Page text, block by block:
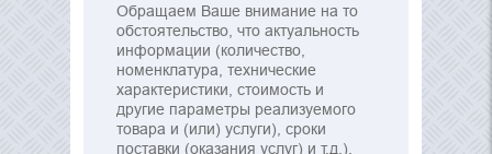
Обращаем Ваше внимание на то
обстоятельство, что актуальность
информации (количество,
номенклатура, технические
характеристики, стоимость и
другие параметры реализуемого
товара и (или) услуги), сроки
поставки (оказания услуг) и т.д.),